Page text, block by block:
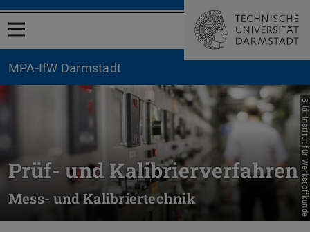
Menü öffnen
MPA-IfW Darmstadt
Prüf- und Kalibrierverfahren
Mess- und Kalibriertechnik Bild: Institut für Werkstoffkunde